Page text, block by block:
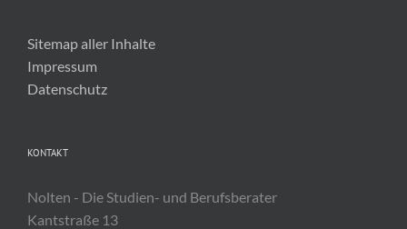
Sitemap aller Inhalte
Impressum
Datenschutz
KONTAKT
Nolten - Die Studien- und Berufsberater
Kantstraße 13